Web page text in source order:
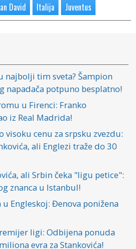
David Italija Juventus
najbolji tim sveta? Šampion
napadača potpuno besplatno!
u Firenci: Franko
iz Real Madrida!
visoku cenu za srpsku zvezdu:
ali Englezi traže do 30
ali Srbin čeka "ligu petice":
znanca u Istanbul!
u Engleskoj: Đenova ponižena
ligi: Odbijena ponuda
evra za Stankovića!